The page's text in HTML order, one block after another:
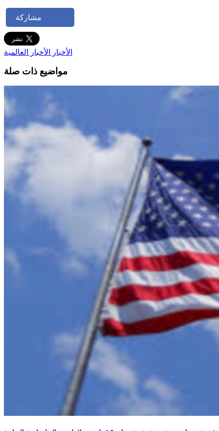
مشاركة
الأخبار الأخبار العالمية
مواضيع ذات صلة